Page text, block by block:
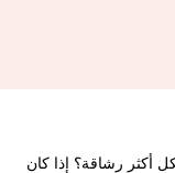
أكثر رشاقة؟ إذا كان